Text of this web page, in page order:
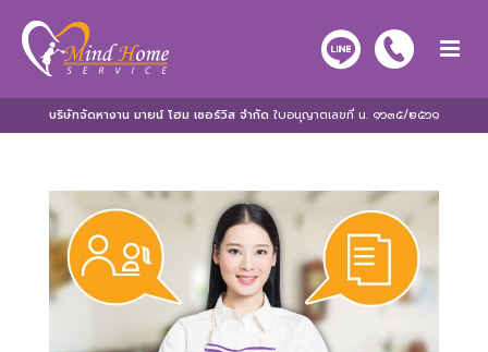
บริษัทจัดหางาน มายน์ โฮม เซอร์วิส จำกัด ใบอนุญาตเลขที่ น. ๑๖๓๕/๒๕๖๑